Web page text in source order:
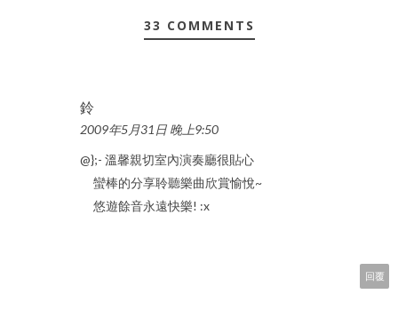
33 COMMENTS
鈴
2009年5月31日 晚上9:50
@};- 溫馨親切室內演奏廳很貼心
蠻棒的分享聆聽樂曲欣賞愉悅~
悠遊餘音永遠快樂! :x
回覆